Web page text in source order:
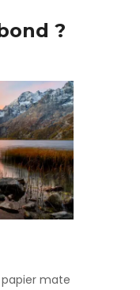
?
papier mate